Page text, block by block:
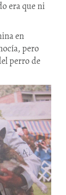
era que ni
en
pero
perro de